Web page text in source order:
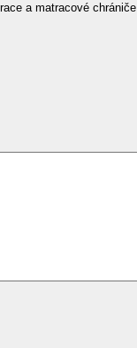
a matracové chrániče